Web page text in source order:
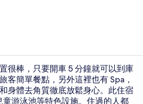
很棒，只要開車 5 分鐘就可以到庫
客簡單餐點，另外這裡也有 Spa，
身體去角質徹底放鬆身心。此住宿
游泳池等特色設施。住過的人都